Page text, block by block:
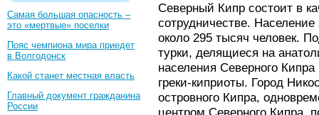
Самая большая опасность –
это «мертвые» поселки
Пояс чемпиона мира приедет
в Волгодонск
Какой станет местная власть
Главный документ гражданина
России
Северный Кипр состоит в
сотрудничестве. Население
около 295 тысяч человек.
турки, делящиеся на
населения Северного
греки-киприоты. Город
островного Кипра,
центром Северного Кипра,